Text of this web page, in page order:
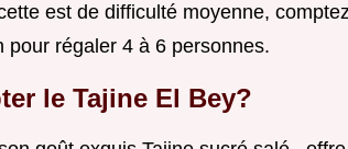
est de difficulté moyenne,
pour régaler 4 à 6 personnes.
le Tajine El Bey?